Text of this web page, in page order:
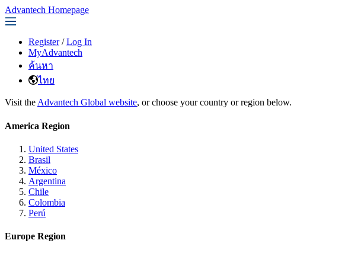
Advantech Homepage
Register / Log In
MyAdvantech
ค้นหา
ไทย
Visit the Advantech Global website, or choose your country or region below.
America Region
United States
Brasil
México
Argentina
Chile
Colombia
Perú
Europe Region